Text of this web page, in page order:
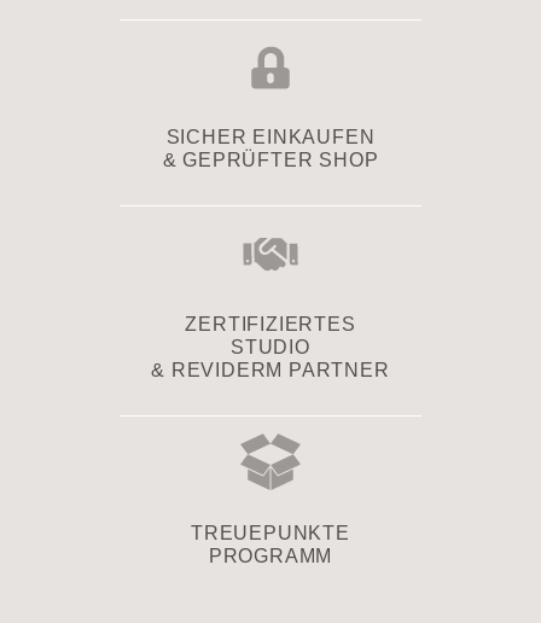
SICHER EINKAUFEN
& GEPRÜFTER SHOP
ZERTIFIZIERTES
STUDIO
& REVIDERM PARTNER
TREUEPUNKTE
PROGRAMM